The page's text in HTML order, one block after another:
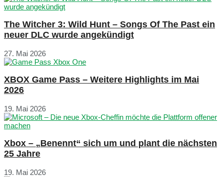
The Witcher 3: Wild Hunt – Songs Of The Past ein
neuer DLC wurde angekündigt
27. Mai 2026
XBOX Game Pass – Weitere Highlights im Mai
2026
19. Mai 2026
Xbox – „Benennt“ sich um und plant die nächsten
25 Jahre
19. Mai 2026